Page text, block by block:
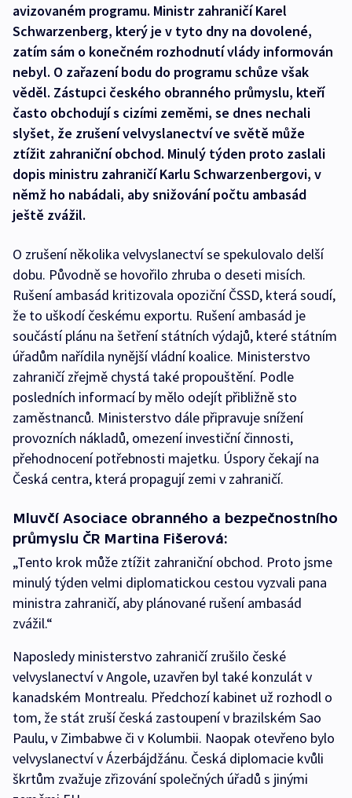
avizovaném programu. Ministr zahraničí Karel
Schwarzenberg, který je v tyto dny na dovolené,
zatím sám o konečném rozhodnutí vlády informován
nebyl. O zařazení bodu do programu schůze však
věděl. Zástupci českého obranného průmyslu, kteří
často obchodují s cizími zeměmi, se dnes nechali
slyšet, že zrušení velvyslanectví ve světě může
ztížit zahraniční obchod. Minulý týden proto zaslali
dopis ministru zahraničí Karlu Schwarzenbergovi, v
němž ho nabádali, aby snižování počtu ambasád
ještě zvážil.
O zrušení několika velvyslanectví se spekulovalo delší
dobu. Původně se hovořilo zhruba o deseti misích.
Rušení ambasád kritizovala opoziční ČSSD, která soudí,
že to uškodí českému exportu. Rušení ambasád je
součástí plánu na šetření státních výdajů, které státním
úřadům nařídila nynější vládní koalice. Ministerstvo
zahraničí zřejmě chystá také propouštění. Podle
posledních informací by mělo odejít přibližně sto
zaměstnanců. Ministerstvo dále připravuje snížení
provozních nákladů, omezení investiční činnosti,
přehodnocení potřebnosti majetku. Úspory čekají na
Česká centra, která propagují zemi v zahraničí.
Mluvčí Asociace obranného a bezpečnostního
průmyslu ČR Martina Fišerová:
„Tento krok může ztížit zahraniční obchod. Proto jsme
minulý týden velmi diplomatickou cestou vyzvali pana
ministra zahraničí, aby plánované rušení ambasád
zvážil.“
Naposledy ministerstvo zahraničí zrušilo české
velvyslanectví v Angole, uzavřen byl také konzulát v
kanadském Montrealu. Předchozí kabinet už rozhodl o
tom, že stát zruší česká zastoupení v brazilském Sao
Paulu, v Zimbabwe či v Kolumbii. Naopak otevřeno bylo
velvyslanectví v Ázerbájdžánu. Česká diplomacie kvůli
škrtům zvažuje zřizování společných úřadů s jinými